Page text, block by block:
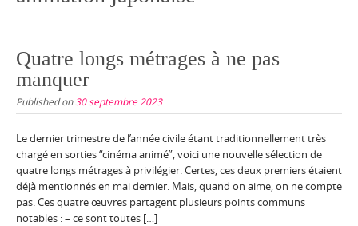
Quatre longs métrages à ne pas
manquer
Published on 30 septembre 2023
Le dernier trimestre de l’année civile étant traditionnellement très
chargé en sorties “cinéma animé”, voici une nouvelle sélection de
quatre longs métrages à privilégier. Certes, ces deux premiers étaient
déjà mentionnés en mai dernier. Mais, quand on aime, on ne compte
pas. Ces quatre œuvres partagent plusieurs points communs
notables : – ce sont toutes […]